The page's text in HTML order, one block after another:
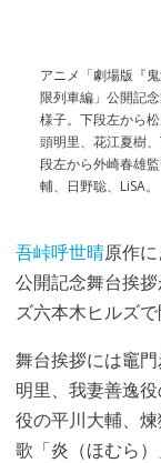
アニメ「劇場版『
限列車編」公開記
様子。下段左から
頭明里、花江夏樹
段左から外崎春雄
輔、日野聡、LiSA。
吾峠呼世晴原作
公開記念舞台挨
ズ六本木ヒルズで
舞台挨拶には竈
明里、我妻善逸
役の平川大輔、
歌「炎（ほむら）